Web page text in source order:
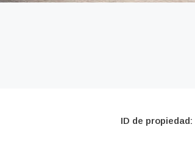
ID de propiedad: